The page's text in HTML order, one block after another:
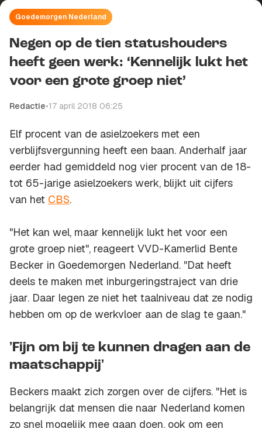
Goedemorgen Nederland
Negen op de tien statushouders
heeft geen werk: ‘Kennelijk lukt het
voor een grote groep niet’
Redactie•17 april 2018 06:25
Elf procent van de asielzoekers met een
verblijfsvergunning heeft een baan. Anderhalf jaar
eerder had gemiddeld nog vier procent van de 18-
tot 65-jarige asielzoekers werk, blijkt uit cijfers
van het CBS.
"Het kan wel, maar kennelijk lukt het voor een
grote groep niet", reageert VVD-Kamerlid Bente
Becker in Goedemorgen Nederland. "Dat heeft
deels te maken met inburgeringstraject van drie
jaar. Daar legen ze niet het taalniveau dat ze nodig
hebben om op de werkvloer aan de slag te gaan."
'Fijn om bij te kunnen dragen aan de
maatschappij'
Beckers maakt zich zorgen over de cijfers. "Het is
belangrijk dat mensen die naar Nederland komen
zo snel mogelijk mee gaan doen, ook om een